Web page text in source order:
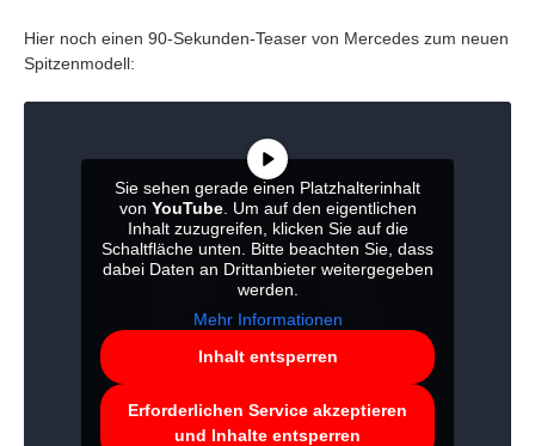
Hier noch einen 90-Sekunden-Teaser von Mercedes zum neuen
Spitzenmodell:
Sie sehen gerade einen Platzhalterinhalt
von YouTube. Um auf den eigentlichen
Inhalt zuzugreifen, klicken Sie auf die
Schaltfläche unten. Bitte beachten Sie, dass
dabei Daten an Drittanbieter weitergegeben
werden.
Mehr Informationen
Inhalt entsperren
Erforderlichen Service akzeptieren
und Inhalte entsperren